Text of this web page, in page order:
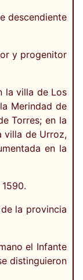
descendiente
y progenitor
la villa de Los
Merindad de
Torres; en la
villa de Urroz,
en la
la provincia
el Infante
distinguieron